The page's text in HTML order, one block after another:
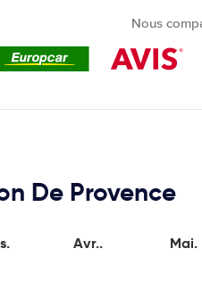
Nous
De Provence
Avr.. Mai.